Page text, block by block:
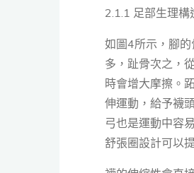
2.1.1 足部生理構
如圖4所示，腳
多，趾骨次之，
時會增大摩擦。
伸運動，給予襪
弓也是運動中容
舒張圈設計可以